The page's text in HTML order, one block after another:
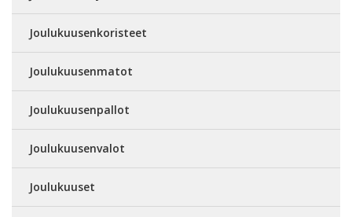
Joulukuusenkoristeet
Joulukuusenmatot
Joulukuusenpallot
Joulukuusenvalot
Joulukuuset